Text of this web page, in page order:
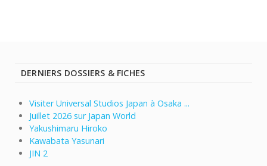
DERNIERS DOSSIERS & FICHES
Visiter Universal Studios Japan à Osaka ...
Juillet 2026 sur Japan World
Yakushimaru Hiroko
Kawabata Yasunari
JIN 2